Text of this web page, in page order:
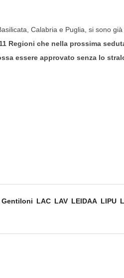
Calabria e Puglia, si sono già
Regioni che nella prossima
essere approvato senza lo
Gentiloni LAC LAV LEIDAA LIPU